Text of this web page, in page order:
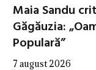
Maia Sandu
Găgăuzia:
Populară”
7 august 2026